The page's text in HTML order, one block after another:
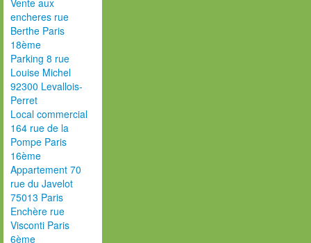
Vente aux
encheres rue
Berthe Paris
18ème
Parking 8 rue
Louise Michel
92300 Levallois-
Perret
Local commercial
164 rue de la
Pompe Paris
16ème
Appartement 70
rue du Javelot
75013 Paris
Enchère rue
Visconti Paris
6ème